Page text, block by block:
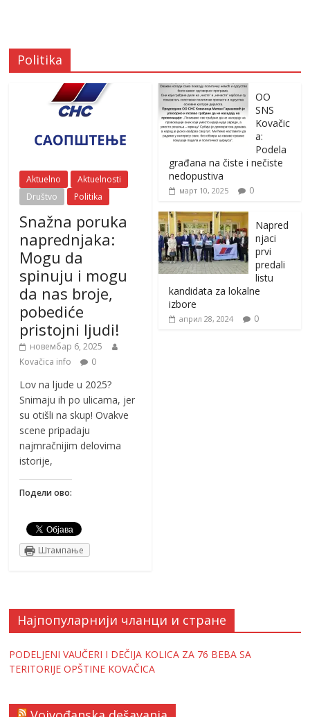
Politika
Aktuelno
Aktuelnosti
Društvo
Politika
Snažna poruka
naprednjaka:
Mogu da
spinuju i mogu
da nas broje,
pobediće
pristojni ljudi!
новембар 6, 2025
Kovačica info
0
Lov na ljude u 2025?
Snimaju ih po ulicama, jer
su otišli na skup! Ovakve
scene pripadaju
najmračnijim delovima
istorije,
Подели ово:
Штампање
OO
SNS
Kovačic
a:
Podela
građana na čiste i nečiste
nedopustiva
март 10, 2025 0
Napred
njaci
prvi
predali
listu
kandidata za lokalne
izbore
април 28, 2024 0
Најпопуларнији чланци и стране
PODELJENI VAUČERI I DEČIJA KOLICA ZA 76 BEBA SA
TERITORIJE OPŠTINE KOVAČICA